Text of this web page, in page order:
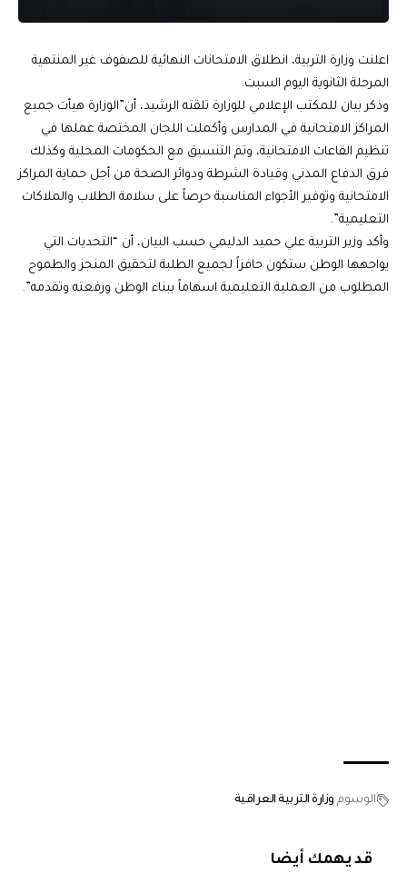
اعلنت وزارة التربية، انطلاق الامتحانات النهائية للصفوف غير المنتهية
المرحلة الثانوية اليوم السبت.
وذكر بيان للمكتب الإعلامي للوزارة تلقته الرشيد، أن”الوزارة هيأت جميع
المراكز الامتحانية في المدارس وأكملت اللجان المختصة عملها في
تنظيم القاعات الامتحانية، وتم التنسيق مع الحكومات المحلية وكذلك
فرق الدفاع المدني وقيادة الشرطة ودوائر الصحة من أجل حماية المراكز
الامتحانية وتوفير الأجواء المناسبة حرصاً على سلامة الطلاب والملاكات
التعليمية”.
وأكد وزير التربية علي حميد الدليمي حسب البيان، أن “التحديات التي
يواجهها الوطن ستكون حافزاً لجميع الطلبة لتحقيق المنجز والطموح
المطلوب من العملية التعليمية اسهاماً ببناء الوطن ورفعته وتقدمه”.
الوسوم وزارة التربية العراقية
قد يهمك أيضا